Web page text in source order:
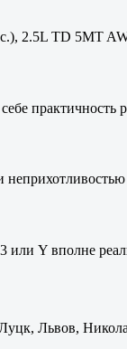
2.5L TD 5MT
практичность
или Y вполне
Львов,